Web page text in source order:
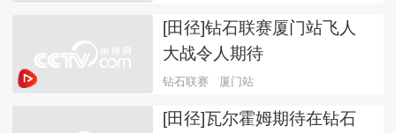
[田径]钻石联赛厦门站飞人
大战令人期待
钻石联赛 厦门站
[田径]瓦尔霍姆期待在钻石